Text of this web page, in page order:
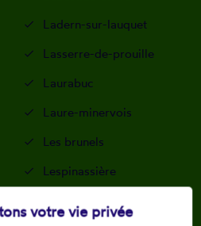
Ladern-sur-lauquet
Lasserre-de-prouille
Laurabuc
Laure-minervois
Les brunels
Lespinassière
votre vie privée